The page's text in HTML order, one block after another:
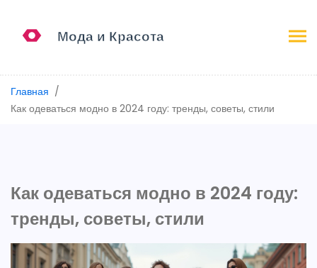
Главная
Как одеваться модно в 2024 году: тренды, советы, стили
Как одеваться модно в 2024 году:
тренды, советы, стили